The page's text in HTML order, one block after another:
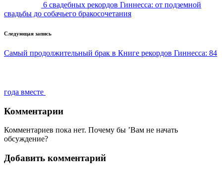
6 свадебных рекордов Гиннесса: от подземной
свадьбы до собачьего бракосочетания
Следующая запись
Самый продолжительный брак в Книге рекордов Гиннесса: 84
года вместе
Комментарии
Комментариев пока нет. Почему бы ’Вам не начать
обсуждение?
Добавить комментарий